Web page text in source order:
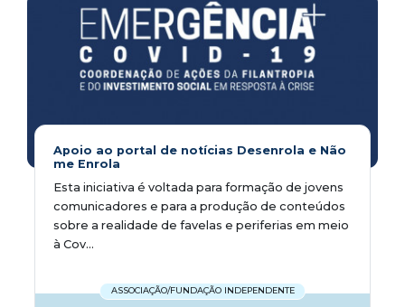
Apoio ao portal de notícias Desenrola e Não
me Enrola
Esta iniciativa é voltada para formação de jovens
comunicadores e para a produção de conteúdos
sobre a realidade de favelas e periferias em meio
à Cov...
ASSOCIAÇÃO/FUNDAÇÃO INDEPENDENTE